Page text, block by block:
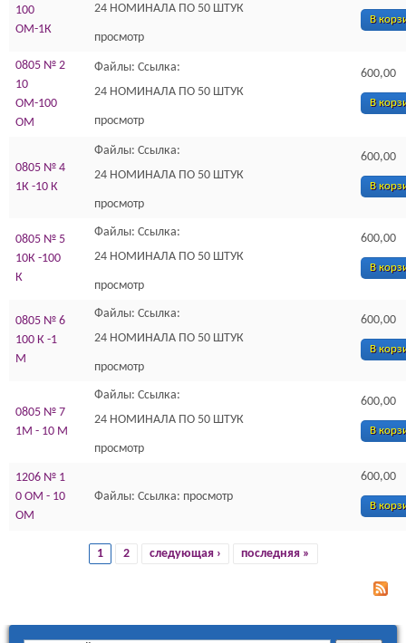
100
ОМ-1К
24 НОМИНАЛА ПО 50 ШТУК
просмотр
В
0805 № 2
10
ОМ-100
ОМ
Файлы: Ссылка:
24 НОМИНАЛА ПО 50 ШТУК
просмотр
600,00
В
0805 № 4
1К -10 К
Файлы: Ссылка:
24 НОМИНАЛА ПО 50 ШТУК
просмотр
600,00
В
0805 № 5
10К -100
К
Файлы: Ссылка:
24 НОМИНАЛА ПО 50 ШТУК
просмотр
600,00
В
0805 № 6
100 К -1
М
Файлы: Ссылка:
24 НОМИНАЛА ПО 50 ШТУК
просмотр
600,00
В
0805 № 7
1М - 10 М
Файлы: Ссылка:
24 НОМИНАЛА ПО 50 ШТУК
просмотр
600,00
В
1206 № 1
0 ОМ - 10
ОМ
Файлы: Ссылка: просмотр
600,00
В
Страницы
1 2 следующая › последняя »